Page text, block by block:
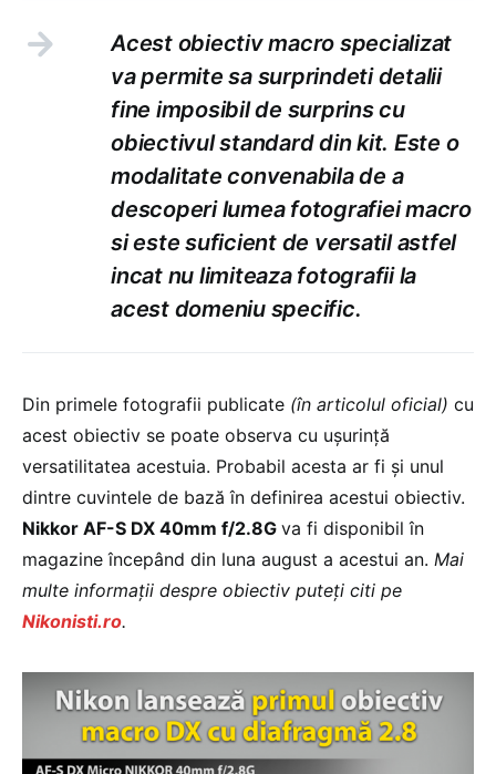
Acest obiectiv macro specializat
va permite sa surprindeti detalii
fine imposibil de surprins cu
obiectivul standard din kit. Este o
modalitate convenabila de a
descoperi lumea fotografiei macro
si este suficient de versatil astfel
incat nu limiteaza fotografii la
acest domeniu specific.
Din primele fotografii publicate (în articolul oficial) cu
acest obiectiv se poate observa cu ușurință
versatilitatea acestuia. Probabil acesta ar fi și unul
dintre cuvintele de bază în definirea acestui obiectiv.
Nikkor AF-S DX 40mm f/2.8G va fi disponibil în
magazine începând din luna august a acestui an. Mai
multe informații despre obiectiv puteți citi pe
Nikonisti.ro.